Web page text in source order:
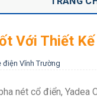
Với Thiết
điện Vĩnh Trường
nét cổ điển, Yadea